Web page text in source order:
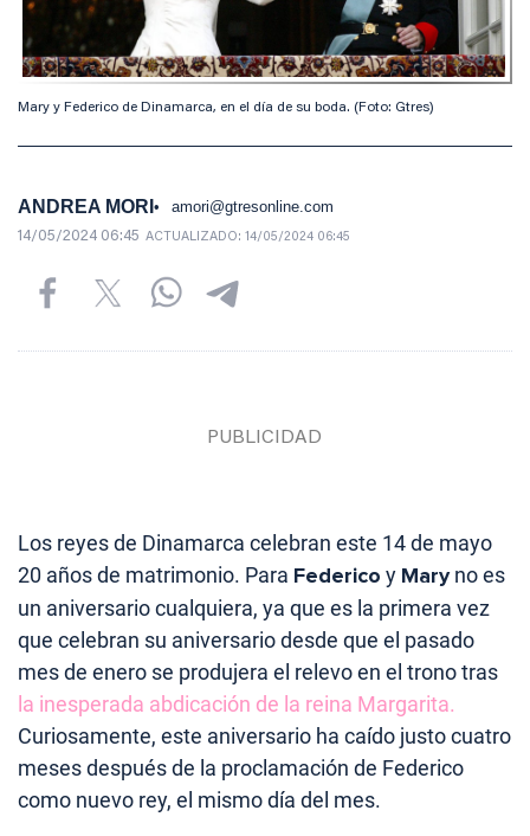
Mary y Federico de Dinamarca, en el día de su boda. (Foto: Gtres)
ANDREA MORI amori@gtresonline.com
14/05/2024 06:45 ACTUALIZADO: 14/05/2024 06:45
Los reyes de Dinamarca celebran este 14 de mayo
20 años de matrimonio. Para Federico y Maryno es
un aniversario cualquiera, ya que es la primera vez
que celebran su aniversario desde que el pasado
mes de enero se produjera el relevo en el trono tras
la inesperada abdicación de la reina Margarita.
Curiosamente, este aniversario ha caído justo cuatro
meses después de la proclamación de Federico
como nuevo rey, el mismo día del mes.